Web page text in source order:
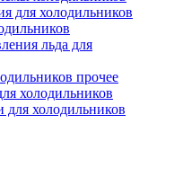
для холодильников
льда для
прочее
холодильников
холодильников